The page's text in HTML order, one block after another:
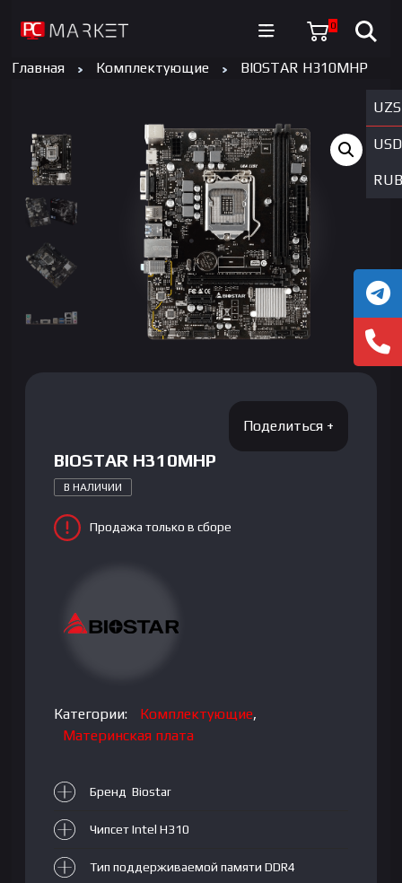
0
UZS
USD
RUB
Главная Комплектующие BIOSTAR H310MHP
BIOSTAR H310MHP
В НАЛИЧИИ
Продажа только в сборе
Категории: Комплектующие,
Материнская плата
Бренд Biostar
Чипсет Intel H310
Тип поддерживаемой памяти DDR4